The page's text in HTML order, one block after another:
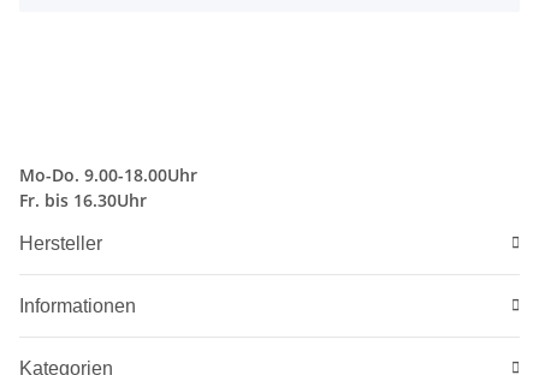
Mo-Do. 9.00-18.00Uhr
Fr. bis 16.30Uhr
Hersteller
Informationen
Kategorien